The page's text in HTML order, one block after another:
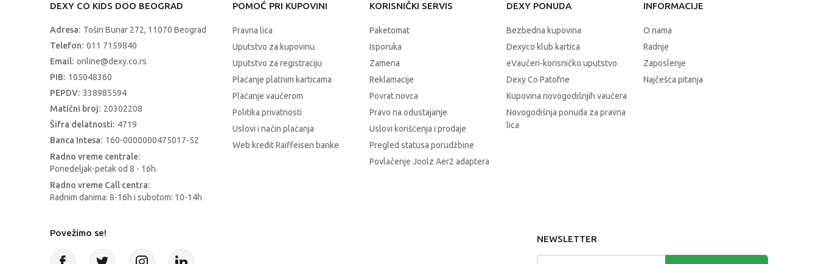
DEXY CO KIDS DOO BEOGRAD
Adresa: Tošin Bunar 272, 11070 Beograd
Telefon: 011 7159840
Email: online@dexy.co.rs
PIB: 105048360
PEPDV: 338985594
Matični broj: 20302208
Šifra delatnosti: 4719
Banca Intesa: 160-0000000475017-52
Radno vreme centrale:
Ponedeljak-petak od 8 - 16h.
Radno vreme Call centra:
Radnim danima: 8-16h i subotom: 10-14h
POMOĆ PRI KUPOVINI
Pravna lica
Uputstvo za kupovinu
Uputstvo za registraciju
Plaćanje platnim karticama
Plaćanje vaučerom
Politika privatnosti
Uslovi i način plaćanja
Web kredit Raiffeisen banke
KORISNIČKI SERVIS
Paketomat
Isporuka
Zamena
Reklamacije
Povrat novca
Pravo na odustajanje
Uslovi korišćenja i prodaje
Pregled statusa porudžbine
Povlačenje Joolz Aer2 adaptera
DEXY PONUDA
Bezbedna kupovina
Dexyco klub kartica
eVaučeri-korisničko uputstvo
Dexy Co Patofne
Kupovina novogodišnjih vaučera
Novogodišnja ponuda za pravna
lica
INFORMACIJE
O nama
Radnje
Zaposlenje
Najčešća pitanja
Povežimo se!
NEWSLETTER